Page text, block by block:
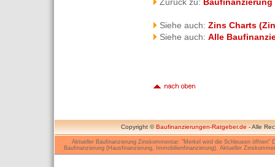
Siehe auch: Zins Charts
Siehe auch: Alle
Copyright ©Baufinanzierungen-Ratgeber.de- Alle
Aktueller Baufinanzierung Zinskommentar: "Merkel wird die Schleusen
Baufinanzierung (Hausfinanzierung, Immobilienfinanzierung). Aktueller